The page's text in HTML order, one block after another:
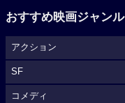
おすすめ映画ジャンル
アクション
SF
コメディ